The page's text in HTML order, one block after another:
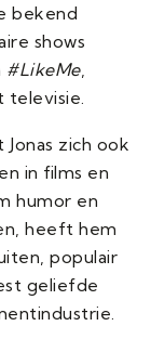
bekend
shows
#LikeMe,
zich ook
in films en
humor en
heeft hem
populair
geliefde